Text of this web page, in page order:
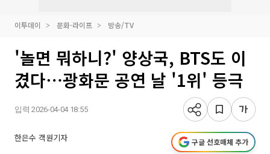
이투데이 문화·라이프 방송/TV
'놀면 뭐하니?' 양상국, BTS도 이
겼다⋯광화문 공연 날 '1위' 등극
입력 2026-04-04 18:55
한은수 객원기자 구글 선호매체 추가